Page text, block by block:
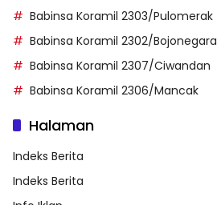
Babinsa Koramil 2303/Pulomerak
Babinsa Koramil 2302/Bojonegara
Babinsa Koramil 2307/Ciwandan
Babinsa Koramil 2306/Mancak
Halaman
Indeks Berita
Indeks Berita